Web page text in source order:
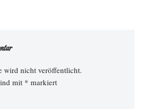
wird nicht veröffentlicht.
mit * markiert